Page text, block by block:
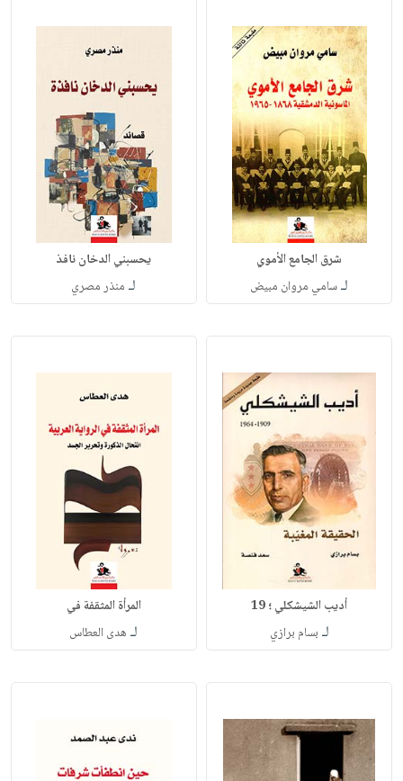
شرق الجامع الأموي
لـسامي مروان مبيض
يحسبني الدخان نافذ
لـ منذر مصري
أديب الشيشكلي ؛ 19
لـ بسام برازي
المرأة المثقفة في
لـ هدى العطاس